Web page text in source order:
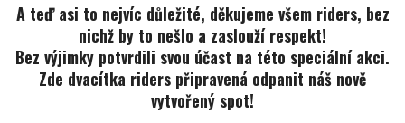
A teď asi to nejvíc důležité, děkujeme všem riders, bez
nichž by to nešlo a zaslouží respekt!
Bez výjimky potvrdili svou účast na této speciální akci.
Zde dvacítka riders připravená odpanit náš nově
vytvořený spot!